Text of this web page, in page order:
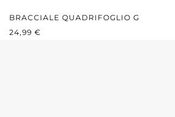
BRACCIALE QUADRIFOGLIO G
PREZZO NORMALE:
24,99 €